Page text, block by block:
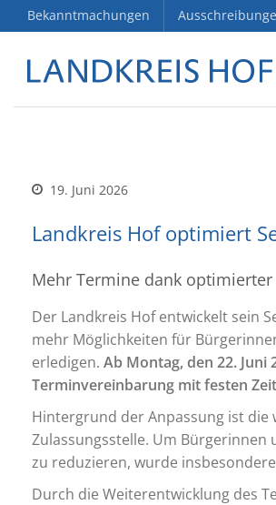
Bekanntmachungen
19. Juni 2026
Landkreis Hof optimiert
Mehr Termine dank
Der Landkreis Hof entwickelt sein
mehr Möglichkeiten für
erledigen. Ab Montag, den 22.
Terminvereinbarung mit festen
Hintergrund der Anpassung ist
Zulassungsstelle. Um
zu reduzieren, wurde
Durch die Weiterentwicklung des